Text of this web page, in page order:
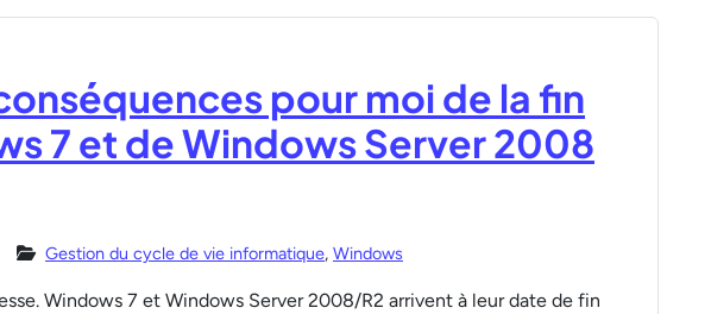
pour moi de la fin
7 et de Windows Server 2008
Gestion du cycle de vie informatique, Windows
Windows 7 et Windows Server 2008/R2 arrivent à leur date de fin